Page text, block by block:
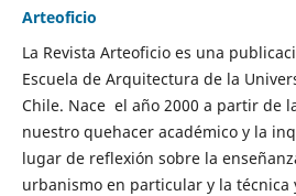
Arteoficio
La Revista Arteoficio es una
Escuela de Arquitectura de la
Chile. Nace el año 2000 a partir de
nuestro quehacer académico y la
lugar de reflexión sobre la
urbanismo en particular y la técnica